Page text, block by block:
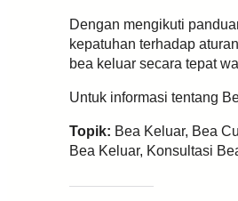
Dengan mengikuti
kepatuhan terhadap
bea keluar secara tepat
Untuk informasi tentang
Topik: Bea Keluar, Bea
Bea Keluar, Konsultasi